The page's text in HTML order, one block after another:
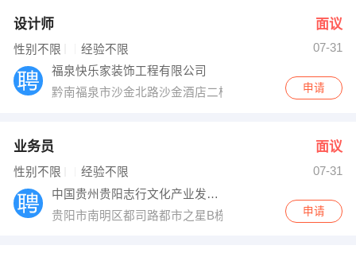
设计师 面议
性别不限 经验不限
07-31
福泉快乐家装饰工程有限公司
黔南福泉市沙金北路沙金酒店二楼
申请
业务员 面议
性别不限 经验不限
07-31
中国贵州贵阳志行文化产业发展有限公司
贵阳市南明区都司路都市之星B栋9楼5号
申请